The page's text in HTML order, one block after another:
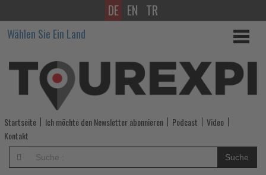
Kreuzfahrtflotte
wächst
bis
2037
auf
mehr
als
DE EN TR
Wählen Sie Ein Land
Startseite Ich möchte den Newsletter abonnieren Podcast
Video
Kontakt
Suche